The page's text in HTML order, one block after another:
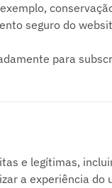
seguro do
para
e legítimas,
a experiência